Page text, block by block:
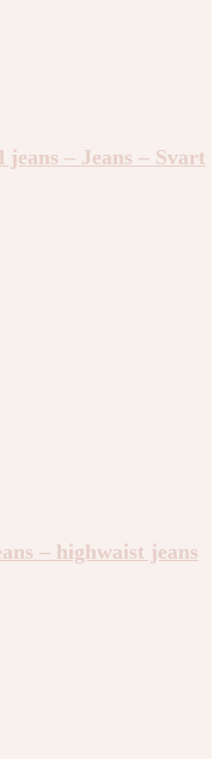
– Jeans – Svart
– highwaist jeans